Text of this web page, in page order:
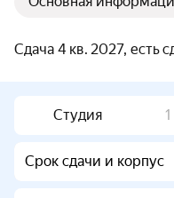
Сдача 4 кв. 2027, есть
Студия 1
Срок сдачи и корпус